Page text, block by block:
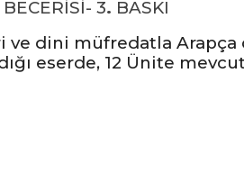
3. BASKI
ve dini müfredatla
eserde, 12 Ünite